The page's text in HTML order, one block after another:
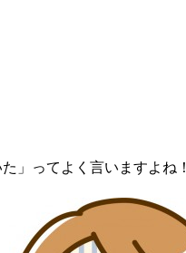
た」ってよく言いますよね！